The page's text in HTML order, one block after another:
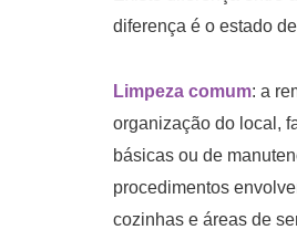
diferença é o estado
Limpeza comum: a
organização do local,
básicas ou de
procedimentos
cozinhas e áreas de